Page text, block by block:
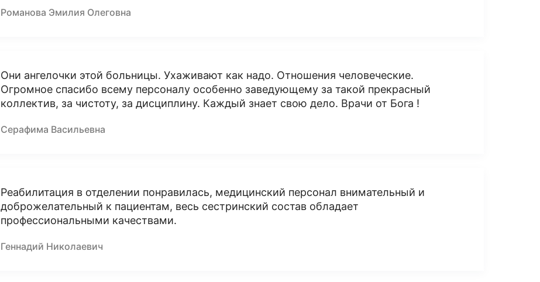
Романова Эмилия Олеговна
Они ангелочки этой больницы. Ухаживают как надо. Отношения человеческие.
Огромное спасибо всему персоналу особенно заведующему за такой прекрасный
коллектив, за чистоту, за дисциплину. Каждый знает свою дело. Врачи от Бога !
Серафима Васильевна
Реабилитация в отделении понравилась, медицинский персонал внимательный и
доброжелательный к пациентам, весь сестринский состав обладает
профессиональными качествами.
Геннадий Николаевич